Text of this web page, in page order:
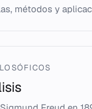
métodos y